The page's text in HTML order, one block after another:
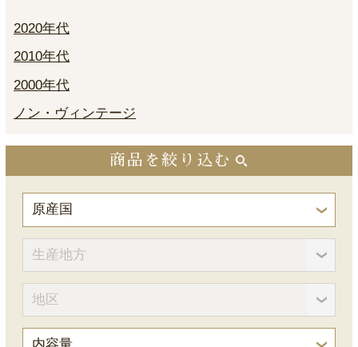
2020年代
2010年代
2000年代
ノン・ヴィンテージ
商品を絞り込む